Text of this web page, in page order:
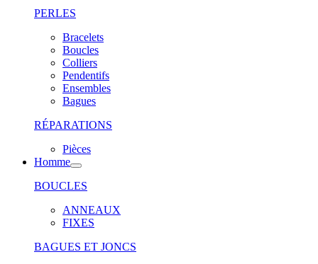
PERLES
Bracelets
Boucles
Colliers
Pendentifs
Ensembles
Bagues
RÉPARATIONS
Pièces
Homme
BOUCLES
ANNEAUX
FIXES
BAGUES ET JONCS